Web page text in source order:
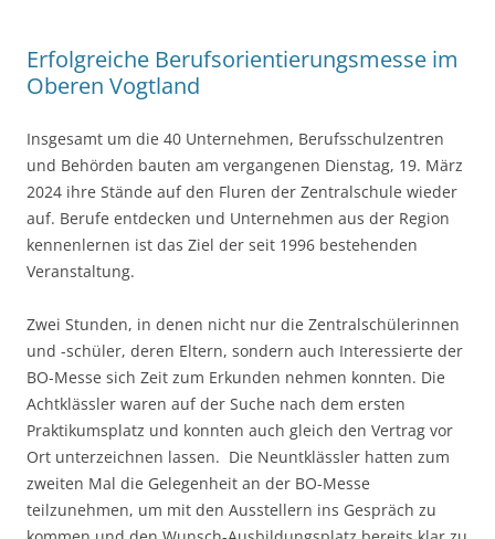
Erfolgreiche Berufsorientierungsmesse im
Oberen Vogtland
Insgesamt um die 40 Unternehmen, Berufsschulzentren
und Behörden bauten am vergangenen Dienstag, 19. März
2024 ihre Stände auf den Fluren der Zentralschule wieder
auf. Berufe entdecken und Unternehmen aus der Region
kennenlernen ist das Ziel der seit 1996 bestehenden
Veranstaltung.
Zwei Stunden, in denen nicht nur die Zentralschülerinnen
und -schüler, deren Eltern, sondern auch Interessierte der
BO-Messe sich Zeit zum Erkunden nehmen konnten. Die
Achtklässler waren auf der Suche nach dem ersten
Praktikumsplatz und konnten auch gleich den Vertrag vor
Ort unterzeichnen lassen. Die Neuntklässler hatten zum
zweiten Mal die Gelegenheit an der BO-Messe
teilzunehmen, um mit den Ausstellern ins Gespräch zu